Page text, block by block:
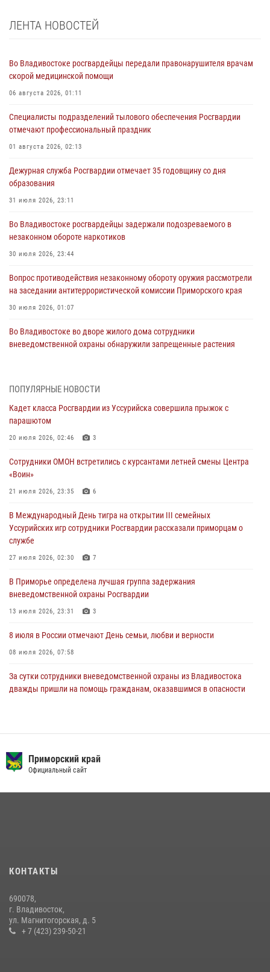
ЛЕНТА НОВОСТЕЙ
Во Владивостоке росгвардейцы передали правонарушителя врачам
скорой медицинской помощи
06 августа 2026, 01:11
Специалисты подразделений тылового обеспечения Росгвардии
отмечают профессиональный праздник
01 августа 2026, 02:13
Дежурная служба Росгвардии отмечает 35 годовщину со дня
образования
31 июля 2026, 23:11
Во Владивостоке росгвардейцы задержали подозреваемого в
незаконном обороте наркотиков
30 июля 2026, 23:44
Вопрос противодействия незаконному обороту оружия рассмотрели
на заседании антитеррористической комиссии Приморского края
30 июля 2026, 01:07
Во Владивостоке во дворе жилого дома сотрудники
вневедомственной охраны обнаружили запрещенные растения
В День Крещения Руси в Князь-Владимирском храме – Главном
ходом
28 июля 2026, 10:29
посвященном Дню Крещения Руси
Уссурийских игр сотрудники Росгвардии рассказали приморцам о
службе
27 июля 2026, 02:30
разрешительной работы Росгвардии напомнили гражданам, как
сдать оружие за вознаграждение
23 июля 2026, 22:45
ПОПУЛЯРНЫЕ НОВОСТИ
Кадет класса Росгвардии из Уссурийска совершила прыжок с
парашютом
20 июля 2026, 02:46 3
Сотрудники ОМОН встретились с курсантами летней смены Центра
«Воин»
21 июля 2026, 23:35 6
В Международный День тигра на открытии III семейных
Уссурийских игр сотрудники Росгвардии рассказали приморцам о
службе
27 июля 2026, 02:30 7
В Приморье определена лучшая группа задержания
вневедомственной охраны Росгвардии
13 июля 2026, 23:31 3
8 июля в России отмечают День семьи, любви и верности
08 июля 2026, 07:58
За сутки сотрудники вневедомственной охраны из Владивостока
дважды пришли на помощь гражданам, оказавшимся в опасности
10 июля 2026, 06:31 4
16 июля 2026, 01:13
боевого опыта
08 июля 2026, 07:52
Приморский край
Официальный сайт
КОНТАКТЫ
690078,
г. Владивосток,
ул. Магнитогорская, д. 5
+ 7 (423) 239-50-21